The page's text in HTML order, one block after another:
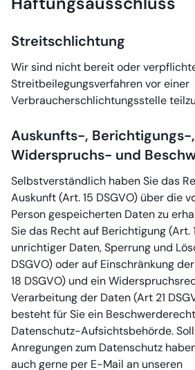
Streitschlichtung
Wir sind nicht bereit oder
Streitbeilegungsverfahren vor einer
Verbraucherschlichtungsstelle
Auskunfts-, Berichtigungs-,
Widerspruchs- und
Selbstverständlich haben Sie das
Auskunft (Art. 15 DSGVO) über die
Person gespeicherten Daten zu
Sie das Recht auf Berichtigung (Art.
unrichtiger Daten, Sperrung und
DSGVO) oder auf Einschränkung
18 DSGVO) und ein
Verarbeitung der Daten (Art 21
besteht für Sie ein
Datenschutz-Aufsichtsbehörde.
Anregungen zum Datenschutz
auch gerne per E-Mail an unseren